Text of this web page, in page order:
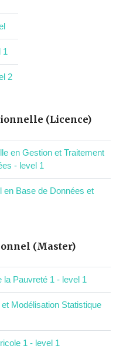
1
2
(Licence)
en Gestion et Traitement
- level 1
en Base de Données et
(Master)
la Pauvreté 1 - level 1
Modélisation Statistique
1 - level 1